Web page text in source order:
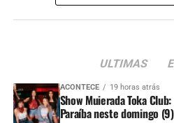
ULTIMAS
ACONTECE 19 horas atrás
Show Muierada Toka
Paraíba neste domingo (9)